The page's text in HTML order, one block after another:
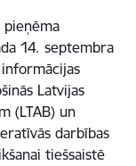
14. septembra
Latvijas
(LTAB) un
darbības
tiešsaistē